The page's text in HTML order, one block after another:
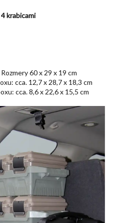
krabicami
60 x 29 x 19 cm
cca. 12,7 x 28,7 x 18,3 cm
cca. 8,6 x 22,6 x 15,5 cm